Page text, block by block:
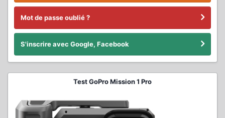
Mot de passe oublié ?
S'inscrire avec Google, Facebook
Test GoPro Mission 1 Pro